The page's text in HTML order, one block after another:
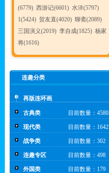
(6779) 西游记(6601) 水浒(5797)
1(5424) 贺友直(4020) 聊斋(2089)
三国演义(2019) 李自成(1825) 杨家
将(1616)
连趣分类
再版连环画
古典类 目前数量：4580
现代类 目前数量：1642
战争类 目前数量：302
连趣专区 目前数量：498
外国类 目前数量：179